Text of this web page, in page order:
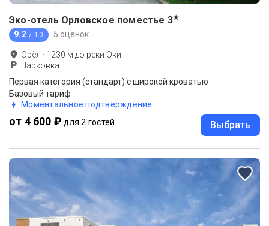
Эко-отель Орловское поместье 3★
9.2 / 10 5 оценок
Орёл · 1230 м до реки Оки
Парковка
Первая категория (стандарт) с широкой кроватью
Базовый тариф
Моментальное подтверждение
от 4 600 ₽ для 2 гостей Выбрать